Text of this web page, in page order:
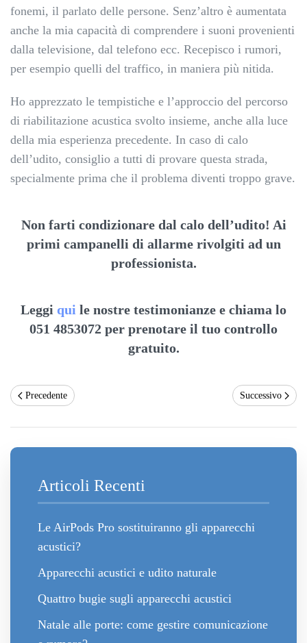
fonemi, il parlato delle persone. Senz’altro è aumentata
anche la mia capacità di comprendere i suoni provenienti
dalla televisione, dal telefono ecc. Recepisco i rumori,
per esempio quelli del traffico, in maniera più nitida.
Ho apprezzato le tempistiche e l’approccio del percorso
di riabilitazione acustica svolto insieme, anche alla luce
della mia esperienza precedente. In caso di calo
dell’udito, consiglio a tutti di provare questa strada,
specialmente prima che il problema diventi troppo grave.
Non farti condizionare dal calo dell’udito! Ai
primi campanelli di allarme rivolgiti ad un
professionista.
Leggi qui le nostre testimonianze e chiama lo
051 4853072 per prenotare il tuo controllo
gratuito.
Precedente Successivo
Articoli Recenti
Le AirPods Pro sostituiranno gli apparecchi
acustici?
Apparecchi acustici e udito naturale
Quattro bugie sugli apparecchi acustici
Natale alle porte: come gestire comunicazione